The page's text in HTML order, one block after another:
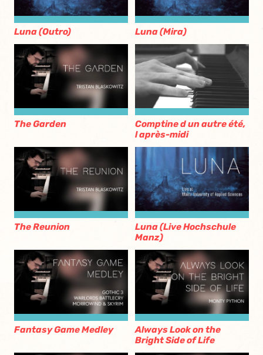
Luna (Outro) Luna (Mira)
The Garden
Comptine d un autre été,
l après-midi
The Reunion
Luna (Live Hochschule
Manz)
Fantasy Game Medley
Always Look on the
Bright Side of Life